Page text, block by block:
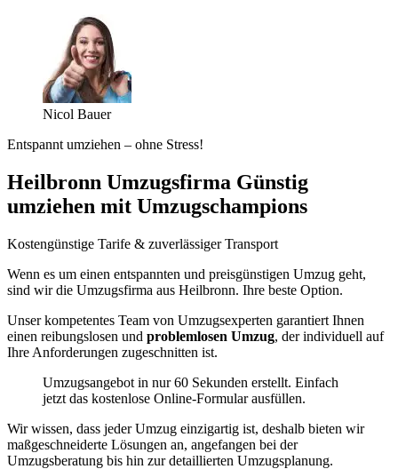
Nicol Bauer
Entspannt umziehen – ohne Stress!
Heilbronn Umzugsfirma Günstig
umziehen mit Umzugschampions
Kostengünstige Tarife & zuverlässiger Transport
Wenn es um einen entspannten und preisgünstigen Umzug geht,
sind wir die Umzugsfirma aus Heilbronn. Ihre beste Option.
Unser kompetentes Team von Umzugsexperten garantiert Ihnen
einen reibungslosen und problemlosen Umzug, der individuell auf
Ihre Anforderungen zugeschnitten ist.
Umzugsangebot in nur 60 Sekunden erstellt. Einfach
jetzt das kostenlose Online-Formular ausfüllen.
Wir wissen, dass jeder Umzug einzigartig ist, deshalb bieten wir
maßgeschneiderte Lösungen an, angefangen bei der
Umzugsberatung bis hin zur detaillierten Umzugsplanung.